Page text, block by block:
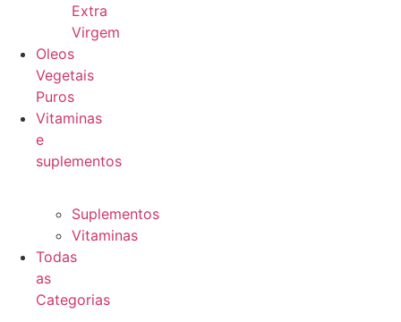
Extra
Virgem
Oleos
Vegetais
Puros
Vitaminas
e
suplementos
Suplementos
Vitaminas
Todas
as
Categorias